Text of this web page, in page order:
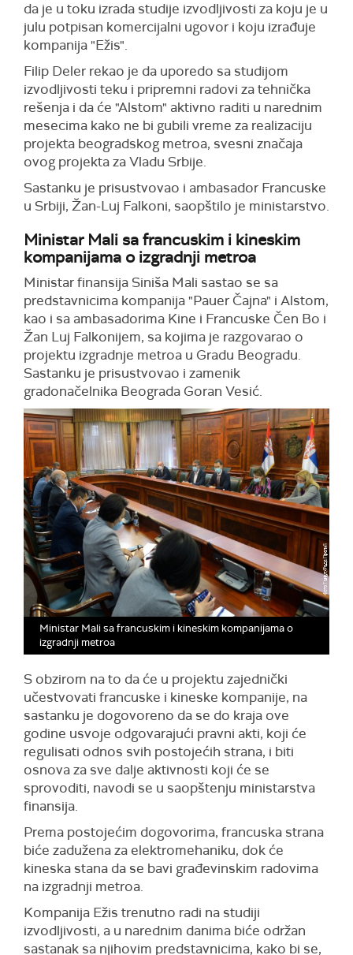
da je u toku izrada studije izvodljivosti za koju je u
julu potpisan komercijalni ugovor i koju izrađuje
kompanija "Ežis".
Filip Deler rekao je da uporedo sa studijom
izvodljivosti teku i pripremni radovi za tehnička
rešenja i da će "Alstom" aktivno raditi u narednim
mesecima kako ne bi gubili vreme za realizaciju
projekta beogradskog metroa, svesni značaja
ovog projekta za Vladu Srbije.
Sastanku je prisustvovao i ambasador Francuske
u Srbiji, Žan-Luj Falkoni, saopštilo je ministarstvo.
Ministar Mali sa francuskim i kineskim
kompanijama o izgradnji metroa
Ministar finansija Siniša Mali sastao se sa
predstavnicima kompanija "Pauer Čajna" i Alstom,
kao i sa ambasadorima Kine i Francuske Čen Bo i
Žan Luj Falkonijem, sa kojima je razgovarao o
projektu izgradnje metroa u Gradu Beogradu.
Sastanku je prisustvovao i zamenik
gradonačelnika Beograda Goran Vesić.
Ministar Mali sa francuskim i kineskim kompanijama o
izgradnji metroa
S obzirom na to da će u projektu zajednički
učestvovati francuske i kineske kompanije, na
sastanku je dogovoreno da se do kraja ove
godine usvoje odgovarajući pravni akti, koji će
regulisati odnos svih postojećih strana, i biti
osnova za sve dalje aktivnosti koji će se
sprovoditi, navodi se u saopštenju ministarstva
finansija.
Prema postojećim dogovorima, francuska strana
biće zadužena za elektromehaniku, dok će
kineska stana da se bavi građevinskim radovima
na izgradnji metroa.
Kompanija Ežis trenutno radi na studiji
izvodljivosti, a u narednim danima biće održan
sastanak sa njihovim predstavnicima, kako bi se,